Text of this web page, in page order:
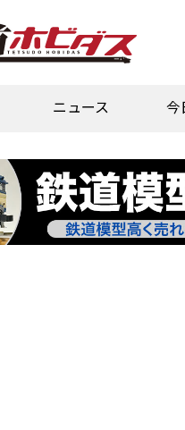
ニュース 今